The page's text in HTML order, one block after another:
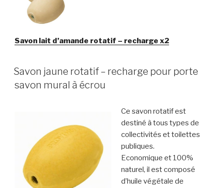
Savon lait d’amande rotatif – recharge x2
Savon jaune rotatif – recharge pour porte
savon mural à écrou
Ce savon rotatif est
destiné à tous types de
collectivités et toilettes
publiques.
Economique et 100%
naturel, il est composé
d’huile végétale de